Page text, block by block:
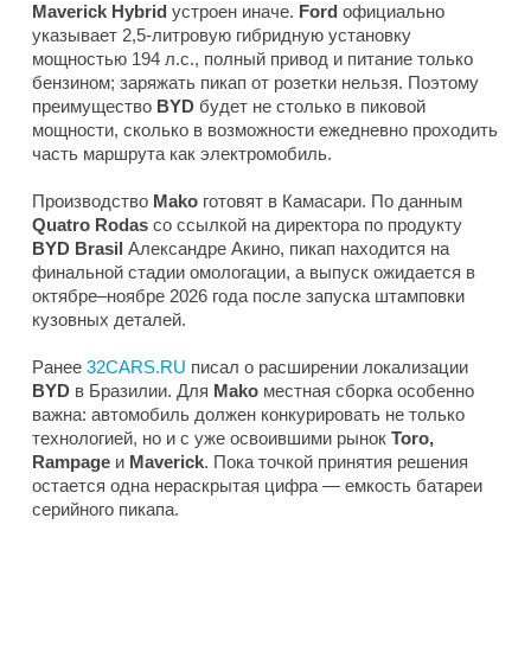
Maverick Hybrid устроен иначе. Ford официально
указывает 2,5-литровую гибридную установку
мощностью 194 л.с., полный привод и питание только
бензином; заряжать пикап от розетки нельзя. Поэтому
преимущество BYD будет не столько в пиковой
мощности, сколько в возможности ежедневно проходить
часть маршрута как электромобиль.
Производство Mako готовят в Камасари. По данным
Quatro Rodas со ссылкой на директора по продукту
BYD Brasil Александре Акино, пикап находится на
финальной стадии омологации, а выпуск ожидается в
октябре–ноябре 2026 года после запуска штамповки
кузовных деталей.
Ранее 32CARS.RU писал о расширении локализации
BYD в Бразилии. Для Mako местная сборка особенно
важна: автомобиль должен конкурировать не только
технологией, но и с уже освоившими рынок Toro,
Rampage и Maverick. Пока точкой принятия решения
остается одна нераскрытая цифра — емкость батареи
серийного пикапа.